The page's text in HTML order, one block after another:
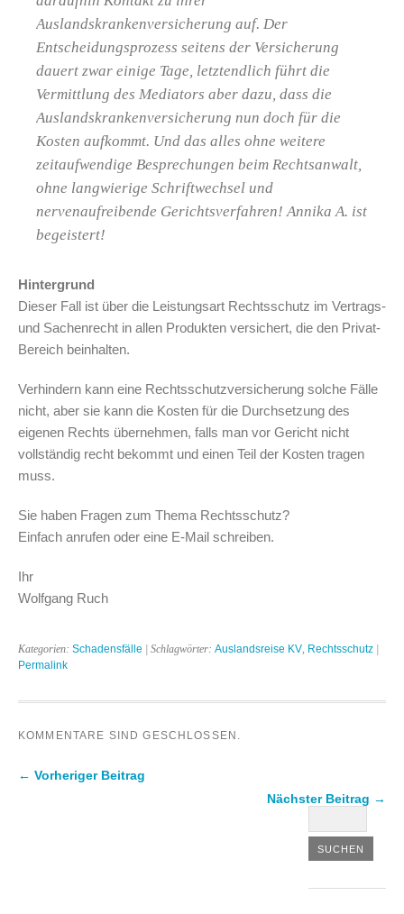
Auslandskrankenversicherung auf. Der
Entscheidungsprozess seitens der Versicherung
dauert zwar einige Tage, letztendlich führt die
Vermittlung des Mediators aber dazu, dass die
Auslandskrankenversicherung nun doch für die
Kosten aufkommt. Und das alles ohne weitere
zeitaufwendige Besprechungen beim Rechtsanwalt,
ohne langwierige Schriftwechsel und
nervenaufreibende Gerichtsverfahren! Annika A. ist
begeistert!
Hintergrund
Dieser Fall ist über die Leistungsart Rechtsschutz im Vertrags-
und Sachenrecht in allen Produkten versichert, die den Privat-
Bereich beinhalten.
Verhindern kann eine Rechtsschutzversicherung solche Fälle
nicht, aber sie kann die Kosten für die Durchsetzung des
eigenen Rechts übernehmen, falls man vor Gericht nicht
vollständig recht bekommt und einen Teil der Kosten tragen
muss.
Sie haben Fragen zum Thema Rechtsschutz?
Einfach anrufen oder eine E-Mail schreiben.
Ihr
Wolfgang Ruch
Kategorien: Schadensfälle | Schlagwörter: Auslandsreise KV Rechtsschutz |
Permalink
KOMMENTARE SIND GESCHLOSSEN.
← Vorheriger Beitrag
Nächster Beitrag →